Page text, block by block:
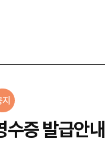
증 발급안내